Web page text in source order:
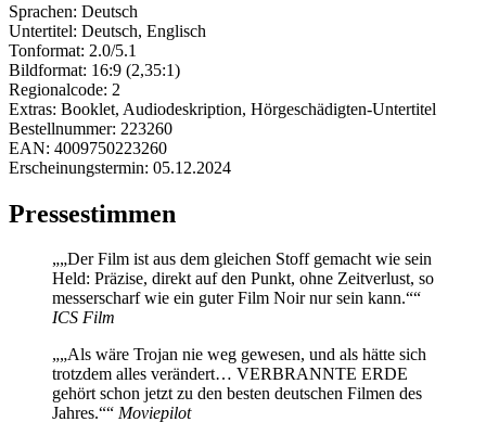
Sprachen: Deutsch
Untertitel: Deutsch, Englisch
Tonformat: 2.0/5.1
Bildformat: 16:9 (2,35:1)
Regionalcode: 2
Extras: Booklet, Audiodeskription, Hörgeschädigten-Untertitel
Bestellnummer: 223260
EAN: 4009750223260
Erscheinungstermin: 05.12.2024
Pressestimmen
„Der Film ist aus dem gleichen Stoff gemacht wie sein
Held: Präzise, direkt auf den Punkt, ohne Zeitverlust, so
messerscharf wie ein guter Film Noir nur sein kann.“
ICS Film
„Als wäre Trojan nie weg gewesen, und als hätte sich
trotzdem alles verändert… VERBRANNTE ERDE
gehört schon jetzt zu den besten deutschen Filmen des
Jahres.“
Moviepilot